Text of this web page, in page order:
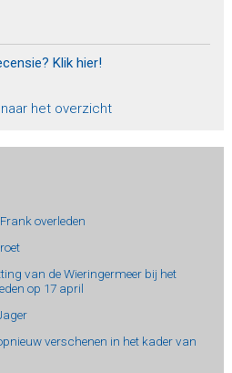
Klik hier!
het overzicht
overleden
van de Wieringermeer bij het
op 17 april
verschenen in het kader van